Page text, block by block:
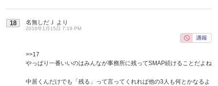
18 名無しだＪ より
2016年1月15日 7:19 PM
>>17
やっぱり一番いいのはみんなが事務所に残ってSMAP続けることだよね
中居くんだけでも「残る」って言ってくれれば他の3人も何とかなるよ